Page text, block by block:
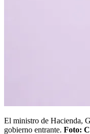
El ministro de Hacienda,
gobierno entrante. Foto: